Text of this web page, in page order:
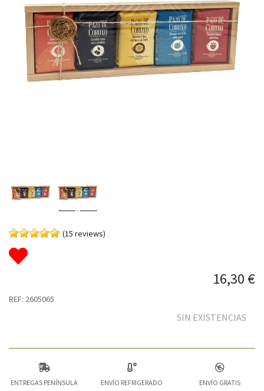
(15 reviews)
16,30 €
REF: 2605065
SIN EXISTENCIAS
ENTREGAS PENÍNSULA
ENVÍO REFRIGERADO
ENVÍO GRATIS